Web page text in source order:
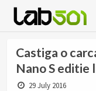
Castiga o
Nano S
29 July 2016